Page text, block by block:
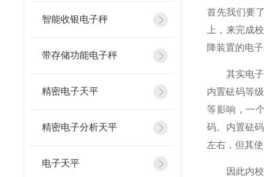
智能收银电子秤
带存储功能电子秤
精密电子天平
精密电子分析天平
电子天平
首先我们要
上，来完成
降装置的电
其实电子天
内置砝码等
等影响，一
码。内置砝
左右，但其
因此内校和